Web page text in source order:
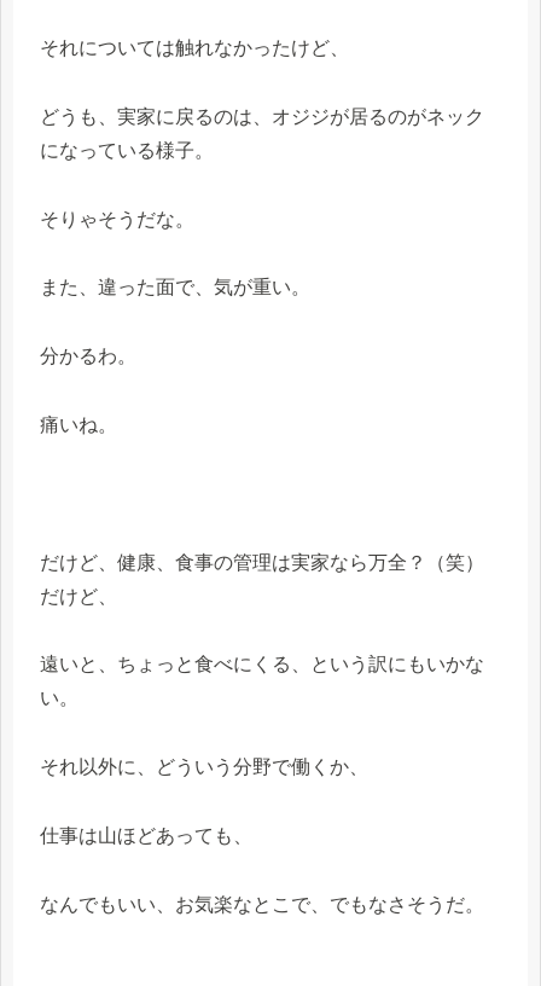
それについては触れなかったけど、
どうも、実家に戻るのは、オジジが居るのがネック
になっている様子。
そりゃそうだな。
また、違った面で、気が重い。
分かるわ。
痛いね。
だけど、健康、食事の管理は実家なら万全？（笑）
だけど、
遠いと、ちょっと食べにくる、という訳にもいかな
い。
それ以外に、どういう分野で働くか、
仕事は山ほどあっても、
なんでもいい、お気楽なとこで、でもなさそうだ。